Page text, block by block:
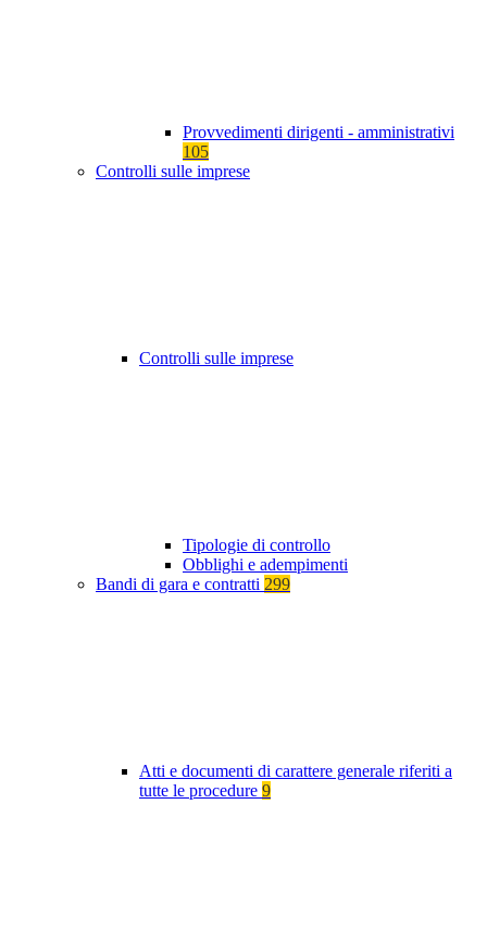
Provvedimenti dirigenti - amministrativi
105
Controlli sulle imprese
Controlli sulle imprese
Tipologie di controllo
Obblighi e adempimenti
Bandi di gara e contratti 299
Atti e documenti di carattere generale riferiti a
tutte le procedure 9